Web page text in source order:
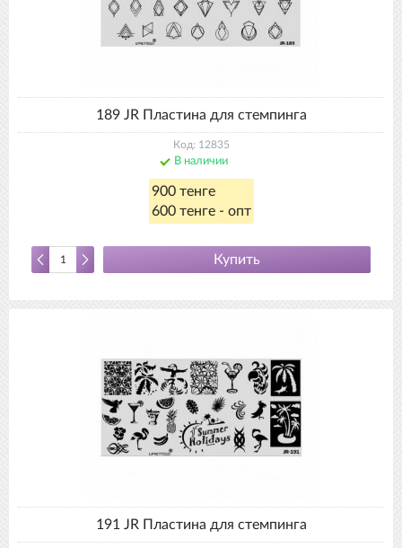
189 JR Пластина для стемпинга
Код: 12835
В наличии
900 тенге
600 тенге - опт
Купить
191 JR Пластина для стемпинга